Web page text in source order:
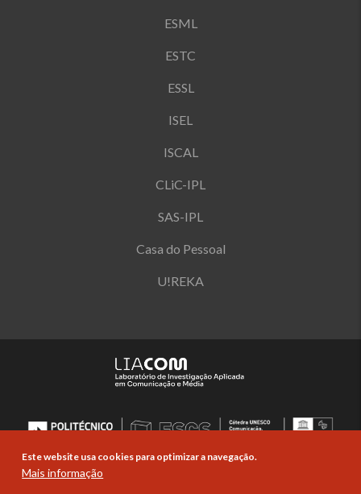
ESML
ESTC
ESSL
ISEL
ISCAL
CLiC-IPL
SAS-IPL
Casa do Pessoal
U!REKA
Este website usa cookies para optimizar a navegação.
Mais informação